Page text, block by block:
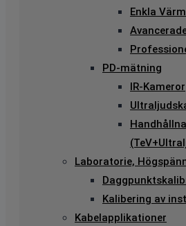
Enkla
PD-mätning
IR-Kameror
Laboratorie,
Kalibering av
Kabelapplikationer